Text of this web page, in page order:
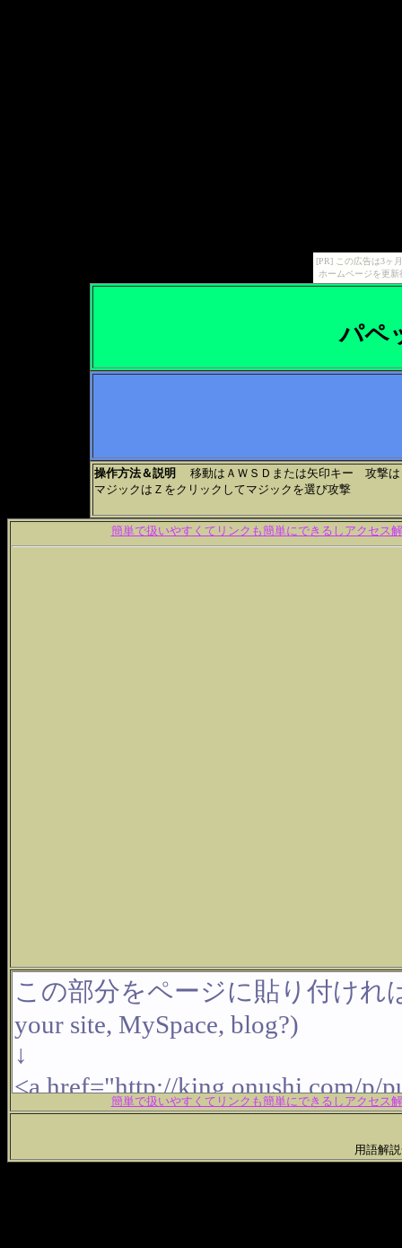
[PR] この広告は3ヶ
ホームページを更
パペ
操作方法＆説明
移動はＡＷＳＤまたは矢印キー 攻撃
マジックはＺをクリックしてマジックを選び攻撃
簡単で扱いやすくてリンクも簡単にできるしアクセス
簡単で扱いやすくてリンクも簡単にできるしアクセス
用語解